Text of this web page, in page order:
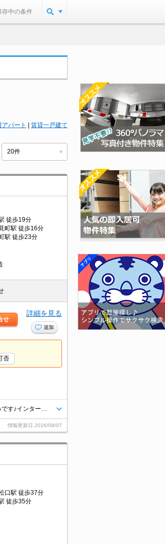
存中の条件
アパート 賃貸一戸建て
徒歩19分
町駅 徒歩16分
駅 徒歩23分
せ
詳細を見る
追加
否
情報更新日 2026/08/07
口駅 徒歩37分
徒歩35分